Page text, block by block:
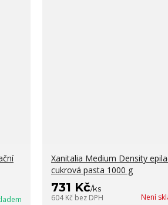
Xanitalia Medium Density
cukrová pasta 1000 g
731 Kč/ks
604 Kč bez DPH Není